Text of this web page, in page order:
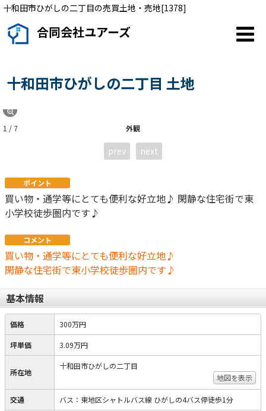
十和田市ひがしの二丁目の売買土地・売地[1378]
合同会社ユアーズ
十和田市ひがしの二丁目 土地
外観
1 / 7
prev next
ポイント
買い物・通学等にとても便利な好立地♪ 閑静な住宅街で東
小学校徒歩圏内です♪
コメント
買い物・通学等にとても便利な好立地♪
閑静な住宅街で東小学校徒歩圏内です♪
基本情報
価格 300万円
坪単価 3.09万円
所在地
十和田市ひがしの二丁目
地図を表示
交通 バス：東地区シャトルバス線 ひがしの4バス停徒歩1分